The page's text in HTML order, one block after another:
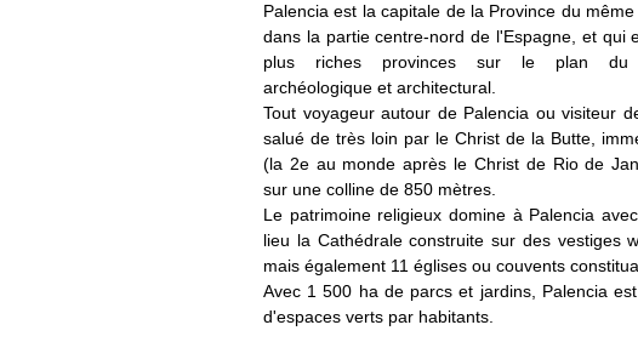
Palencia est la capitale de la Province du
dans la partie centre-nord de l'Espagne, et qui
plus riches provinces sur le plan du
archéologique et architectural.
Tout voyageur autour de Palencia ou visiteur
salué de très loin par le Christ de la Butte,
(la 2eau monde après le Christ de Rio de
sur une colline de 850 mètres.
Le patrimoine religieux domine à Palencia
lieu la Cathédrale construite sur des vestiges
mais également 11 églises ou couvents
Avec 1 500 ha de parcs et jardins, Palencia
d'espaces verts par habitants.